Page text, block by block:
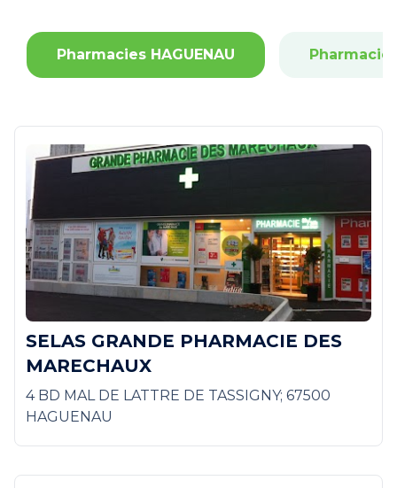
Pharmacies HAGUENAU
SELAS GRANDE PHARMACIE DES
MARECHAUX
4 BD MAL DE LATTRE DE TASSIGNY; 67500
HAGUENAU